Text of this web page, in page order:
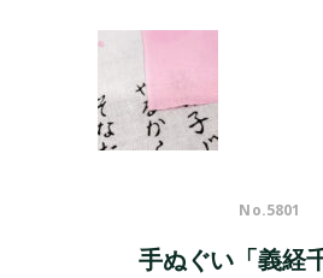
No.5801
手ぬぐい「義経